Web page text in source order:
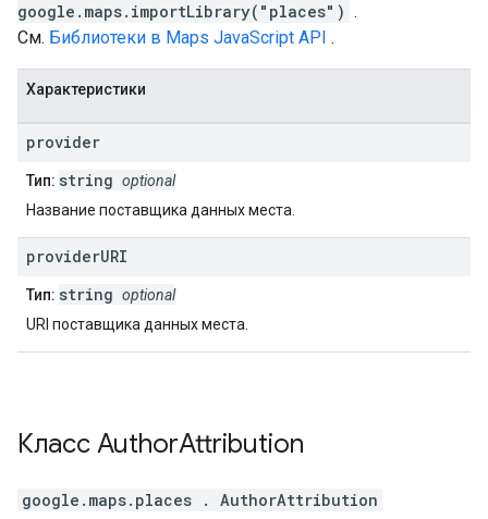
google.maps.importLibrary("places") .
См. Библиотеки в Maps JavaScript API .
Характеристики
provider
Тип: string optional
Название поставщика данных места.
providerURI
Тип: string optional
URI поставщика данных места.
Класс AuthorAttribution
google.maps.places . AuthorAttribution